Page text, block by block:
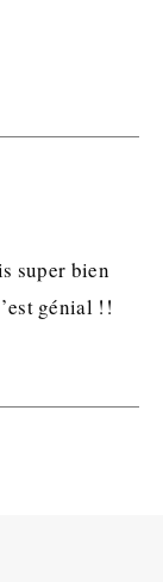
super bien
génial !!